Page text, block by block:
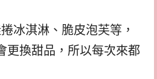
冰淇淋、脆皮泡芙等，
更換甜品，所以每次來都